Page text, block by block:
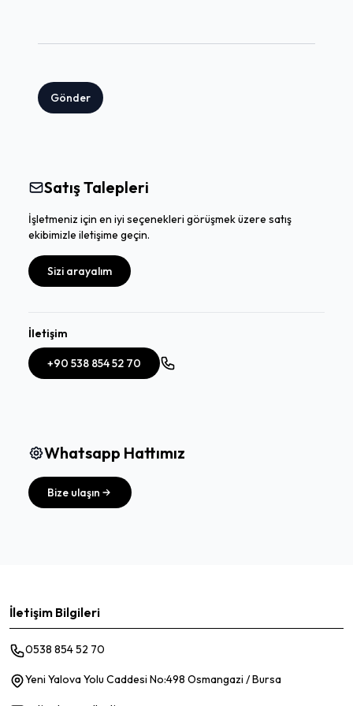
Gönder
Satış Talepleri
İşletmeniz için en iyi seçenekleri görüşmek üzere satış
ekibimizle iletişime geçin.
Sizi arayalım
İletişim
+90 538 854 52 70
Whatsapp Hattımız
Bize ulaşın
İletişim Bilgileri
0538 854 52 70
Yeni Yalova Yolu Caddesi No:498 Osmangazi / Bursa